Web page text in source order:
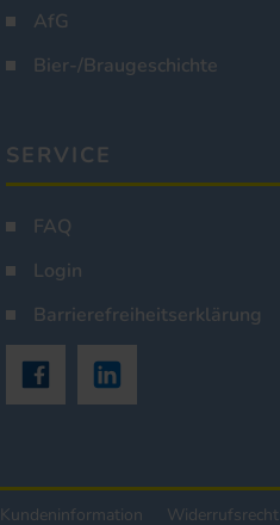
AfG
Bier-/Braugeschichte
SERVICE
FAQ
Login
Barrierefreiheitserklärung
Kundeninformation Widerrufsrecht